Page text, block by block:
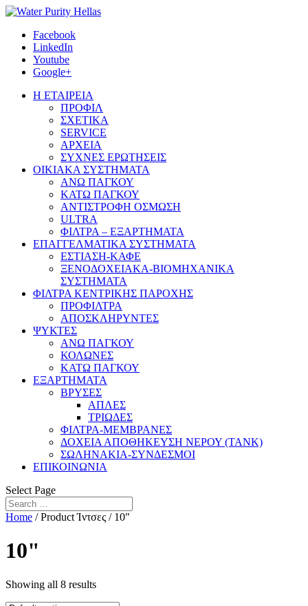
Facebook
LinkedIn
Youtube
Google+
Η ΕΤΑΙΡΕΙΑ
ΠΡΟΦΙΛ
ΣΧΕΤΙΚΑ
SERVICE
ΑΡΧΕΙΑ
ΣΥΧΝΕΣ ΕΡΩΤΗΣΕΙΣ
ΟΙΚΙΑΚΑ ΣΥΣΤΗΜΑΤΑ
ΑΝΩ ΠΑΓΚΟΥ
ΚΑΤΩ ΠΑΓΚΟΥ
ΑΝΤΙΣΤΡΟΦΗ ΟΣΜΩΣΗ
ULTRA
ΦΙΛΤΡΑ – ΕΞΑΡΤΗΜΑΤΑ
ΕΠΑΓΓΕΛΜΑΤΙΚΑ ΣΥΣΤΗΜΑΤΑ
ΕΣΤΙΑΣΗ-ΚΑΦΕ
ΞΕΝΟΔΟΧΕΙΑΚΑ-ΒΙΟΜΗΧΑΝΙΚΑ
ΣΥΣΤΗΜΑΤΑ
ΦΙΛΤΡΑ ΚΕΝΤΡΙΚΗΣ ΠΑΡΟΧΗΣ
ΠΡΟΦΙΛΤΡΑ
ΑΠΟΣΚΛΗΡΥΝΤΕΣ
ΨΥΚΤΕΣ
ΑΝΩ ΠΑΓΚΟΥ
ΚΟΛΩΝΕΣ
ΚΑΤΩ ΠΑΓΚΟΥ
ΕΞΑΡΤΗΜΑΤΑ
ΒΡΥΣΕΣ
ΑΠΛΕΣ
ΤΡΙΩΔΕΣ
ΦΙΛΤΡΑ-ΜΕΜΒΡΑΝΕΣ
ΔΟΧΕΙΑ ΑΠΟΘΗΚΕΥΣΗ ΝΕΡΟΥ (TANK)
ΣΩΛΗΝΑΚΙΑ-ΣΥΝΔΕΣΜΟΙ
ΕΠΙΚΟΙΝΩΝΙΑ
Select Page
Home / Product Ίντσες / 10"
10"
Showing all 8 results